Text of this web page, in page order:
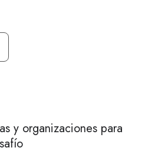
y organizaciones para